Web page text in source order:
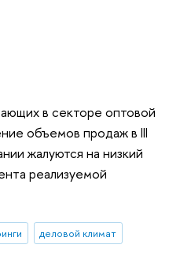
в секторе оптовой
объемов продаж в III
жалуются на низкий
реализуемой
деловой климат